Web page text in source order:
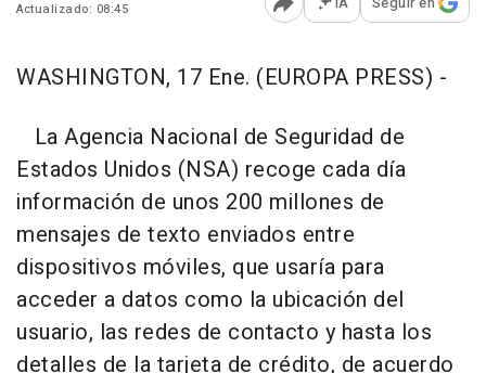
Actualizado: 08:45
Abrir opciones para
WASHINGTON, 17 Ene. (EUROPA PRESS) -
La Agencia Nacional de Seguridad de
Estados Unidos (NSA) recoge cada día
información de unos 200 millones de
mensajes de texto enviados entre
dispositivos móviles, que usaría para
acceder a datos como la ubicación del
usuario, las redes de contacto y hasta los
detalles de la tarjeta de crédito, de acuerdo